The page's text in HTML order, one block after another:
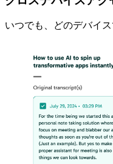
いつでも、どのデバイス